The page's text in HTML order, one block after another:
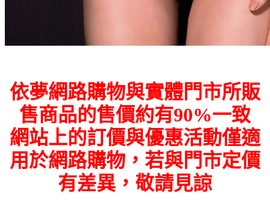
依夢網路購物與實體門市所販
售商品的售價約有90%一致
網站上的訂價與優惠活動僅適
用於網路購物，若與門市定價
有差異，敬請見諒